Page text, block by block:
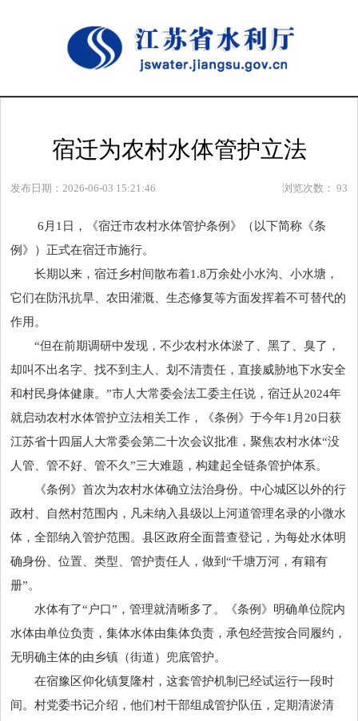
宿迁为农村水体管护立法
发布日期：2026-06-03 15:21:46 浏览次数： 93
6月1日，《宿迁市农村水体管护条例》（以下简称《条
例》）正式在宿迁市施行。
长期以来，宿迁乡村间散布着1.8万余处小水沟、小水塘，
它们在防汛抗旱、农田灌溉、生态修复等方面发挥着不可替代的
作用。
“但在前期调研中发现，不少农村水体淤了、黑了、臭了，
却叫不出名字、找不到主人、划不清责任，直接威胁地下水安全
和村民身体健康。”市人大常委会法工委主任说，宿迁从2024年
就启动农村水体管护立法相关工作，《条例》于今年1月20日获
江苏省十四届 人大常委会第二十次会议批准，聚焦农村水体“没
人管、管不好、管不久”三大难题，构建起全链条管护体系。
《条例》首次为农村水体确立法治身份。中心城区以外的行
政村、自然村范围内，凡未纳入县级以上河道管理名录的小微水
体，全部纳入管护范围。县区政府全面普查登记，为每处水体明
确身份、位置、类型、管护责任人，做到“千塘万河，有籍有
册”。
水体有了“户口”，管理就清晰多了。《条例》明确单位院内
水体由单位负责，集体水体由集体负责，承包经营按合同履约，
无明确主体的由乡镇（街道）兜底管护。
在宿豫区仰化镇复隆村，这套管护机制已经试运行一段时
间。村党委书记介绍，他们村干部组成管护队伍，定期清淤清